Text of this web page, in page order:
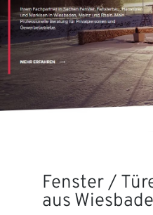
Fenster /
aus